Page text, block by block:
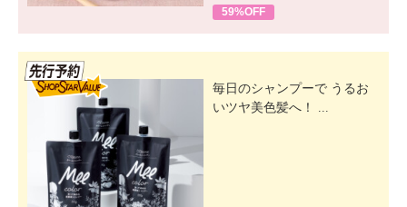
59%OFF
毎日のシャンプーで うるお
いツヤ美色髪へ！ ...